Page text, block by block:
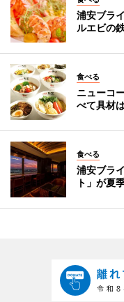
浦安ブラ
ルエビの
食べる
ニューコ
べて具材
食べる
浦安ブラ
ト」が夏